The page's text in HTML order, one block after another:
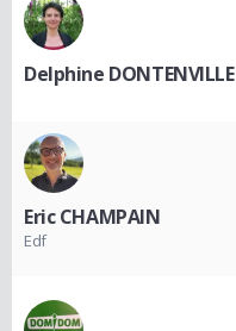
Delphine DONTENVILLE
Eric CHAMPAIN
Edf